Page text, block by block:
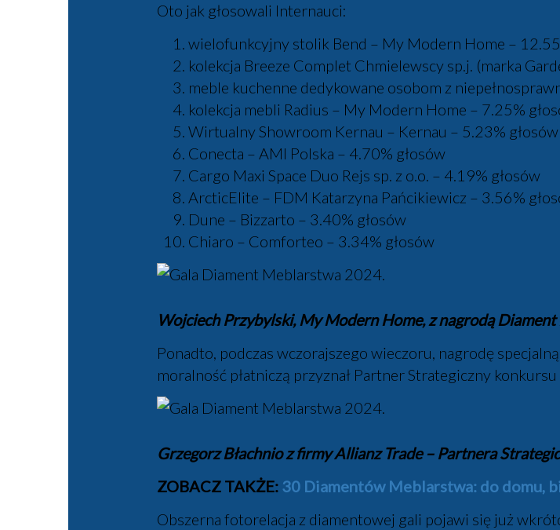
Oto jak głosowali Internauci:
wielofunkcyjny stolik Bend – My Modern Home –
kolekcja Breeze Complet Chmielewscy sp.j. (marka
meble kuchenne dedykowane osobom z
kolekcja mebli Radius – My Modern Home – 7.25%
Wirtualny Showroom Kernau – Kernau – 5.23% głosów
Conecta – AMI Polska – 4.70% głosów
Cargo Maxi Space Duo Rejs sp. z o.o. – 4.19% głosów
ArcticElite – FDM Katarzyna Pańcikiewicz – 3.56%
Dune – Bizzarto – 3.40% głosów
Chiaro – Comforteo – 3.34% głosów
Wojciech Przybylski, My Modern Home, z nagrodą
Ponadto, podczas wczorajszego wieczoru, nagrodę
moralność płatniczą przyznał Partner Strategiczny konkursu
Grzegorz Błachnio z firmy Allianz Trade – Partnera
ZOBACZ TAKŻE: 30 Diamentów Meblarstwa: do domu,
Obszerna fotorelacja z diamentowej gali pojawi się już